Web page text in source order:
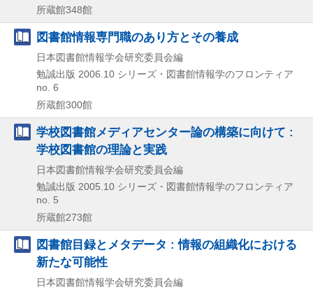
所蔵館348館
図書館情報専門職のあり方とその養成
日本図書館情報学会研究委員会編
勉誠出版 2006.10 シリーズ・図書館情報学のフロンティア
no. 6
所蔵館300館
学校図書館メディアセンター論の構築に向けて :
学校図書館の理論と実践
日本図書館情報学会研究委員会編
勉誠出版 2005.10 シリーズ・図書館情報学のフロンティア
no. 5
所蔵館273館
図書館目録とメタデータ : 情報の組織化における
新たな可能性
日本図書館情報学会研究委員会編